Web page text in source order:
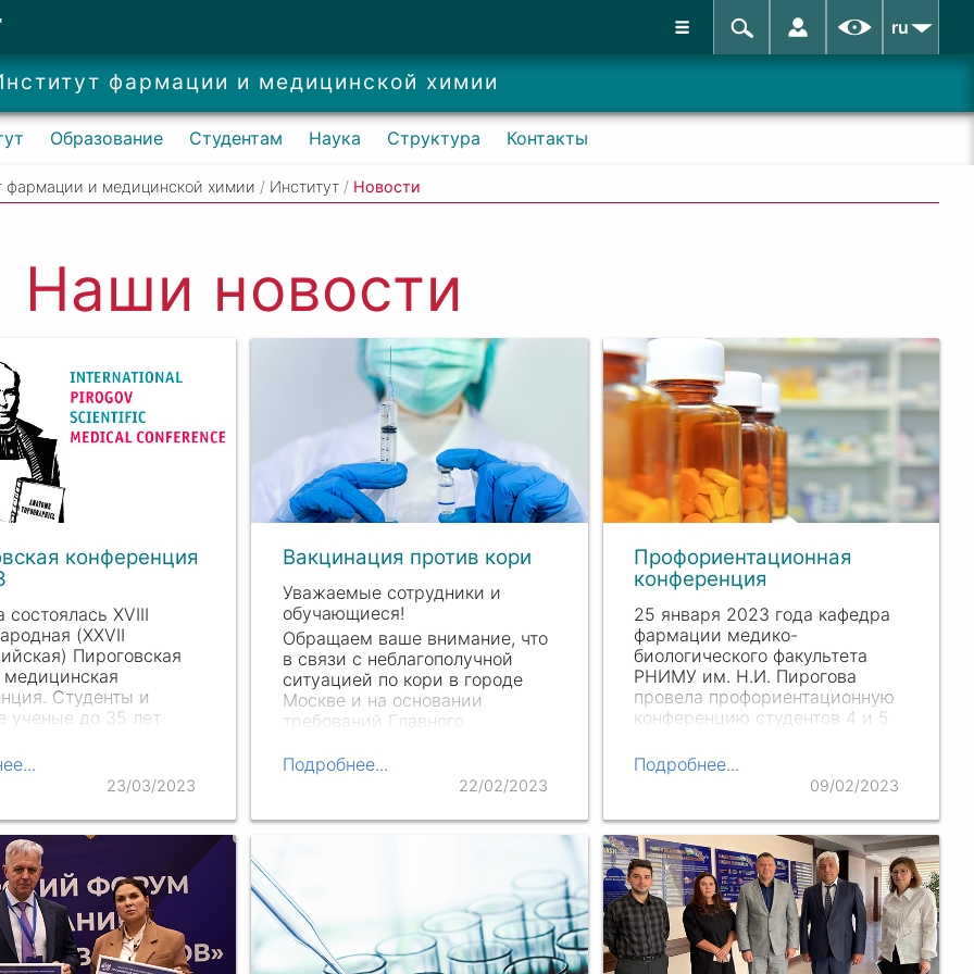
ru
фармации и медицинской химии
Образование Студентам Наука Структура Контакты
фармации и медицинской химии / Институт / Новости
Наши новости
конференция
состоялась XVIII
(XXVII
Пироговская
медицинская
Студенты и
ученые до 35 лет
по 15
направлениям.
23/03/2023
Вакцинация против кори
Уважаемые сотрудники и
обучающиеся!
Обращаем ваше внимание, что
в связи с неблагополучной
ситуацией по кори в городе
Москве и на основании
требований Главного
врача города Москвы, допуск
Подробнее...
22/02/2023
Профориентационная
конференция
25 января 2023 года кафедра
фармации медико-
биологического факультета
РНИМУ им. Н.И. Пирогова
провела профориентационную
конференцию студентов 4 и 5
представителями
фармацевтических
организации и предприятий.
Подробнее...
09/02/2023